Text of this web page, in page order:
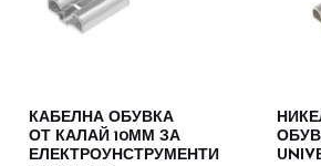
КАБЕЛНА ОБУВКА
ОТ КАЛАЙ 10ММ ЗА
ЕЛЕКТРОУНСТРУМЕНТИ